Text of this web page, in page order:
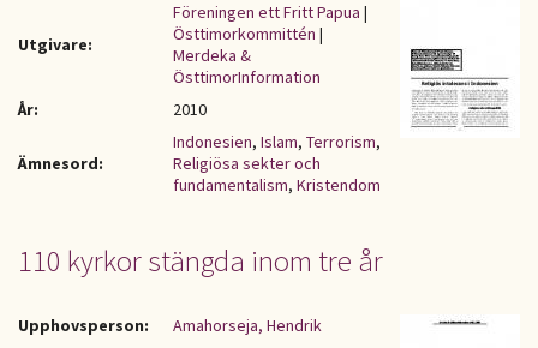
Utgivare:
Föreningen ett Fritt Papua |
Östtimorkommittén |
Merdeka &
ÖsttimorInformation
År:
2010
Ämnesord:
Indonesien, Islam, Terrorism,
Religiösa sekter och
fundamentalism, Kristendom
110 kyrkor stängda inom tre år
Upphovsperson:
Amahorseja, Hendrik